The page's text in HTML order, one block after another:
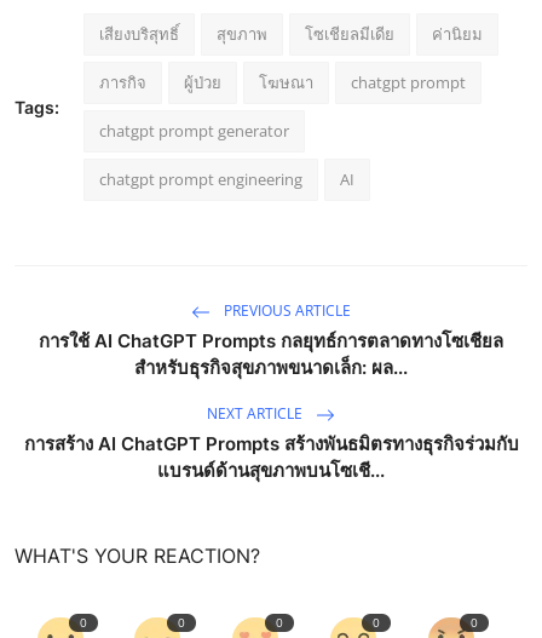
Tags:
เสียงบริสุทธิ์ สุขภาพ โซเชียลมีเดีย ค่านิยม
ภารกิจ ผู้ป่วย โฆษณา chatgpt prompt
chatgpt prompt generator
chatgpt prompt engineering AI
PREVIOUS ARTICLE
การใช้ AI ChatGPT Prompts กลยุทธ์การตลาดทางโซเชียล
สำหรับธุรกิจสุขภาพขนาดเล็ก: ผล...
NEXT ARTICLE
การสร้าง AI ChatGPT Prompts สร้างพันธมิตรทางธุรกิจร่วมกับ
แบรนด์ด้านสุขภาพบนโซเชี...
WHAT'S YOUR REACTION?
0 0 0 0 0